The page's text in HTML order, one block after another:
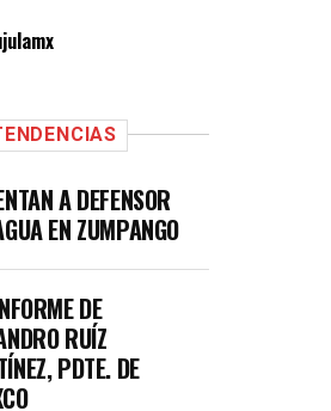
A DEFENSOR
EN ZUMPANGO
DE
RUÍZ
PDTE. DE